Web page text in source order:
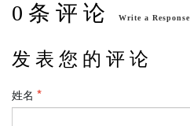
0 条 评 论 Write a Response
发 表 您 的 评 论
姓名